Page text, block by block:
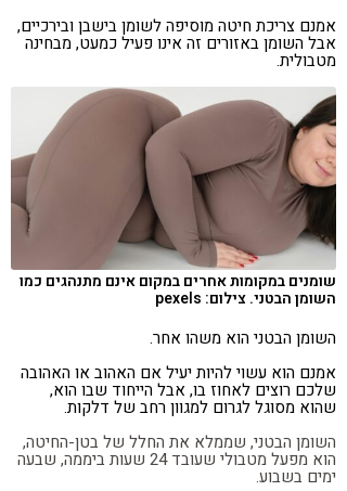
אמנם צריכת חיטה מוסיפה לשומן בישבן ובירכיים,
אבל השומן באזורים זה אינו פעיל כמעט, מבחינה
מטבולית.
שומנים במקומות אחרים במקום אינם מתנהגים כמו
השומן הבטני. צילום: pexels
השומן הבטני הוא משהו אחר.
אמנם הוא עשוי להיות יעיל אם האהוב או האהובה
שלכם רוצים לאחוז בו, אבל הייחוד שבו הוא,
שהוא מסוגל לגרום למגוון רחב של דלקות.
השומן הבטני, שממלא את החלל של בטן-החיטה,
הוא מפעל מטבולי שעובד 24 שעות ביממה, שבעה
ימים בשבוע.